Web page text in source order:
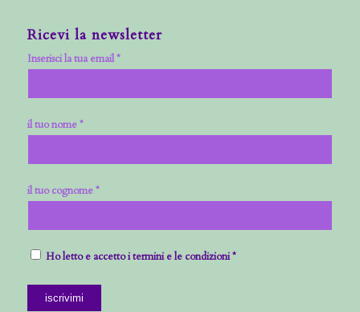
Ricevi la newsletter
Inserisci la tua email *
il tuo nome *
il tuo cognome *
Ho letto e accetto i termini e le condizioni *